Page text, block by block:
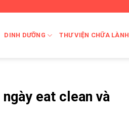
DINH DƯỠNG THƯ VIỆN CHỮA LÀNH
eat clean và